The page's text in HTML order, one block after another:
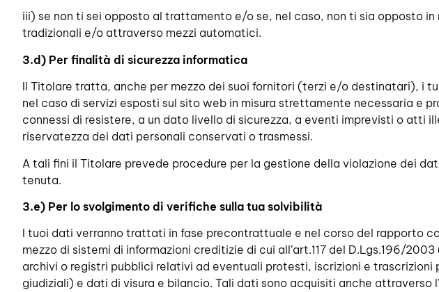
iii) se non ti sei opposto al trattamento e/o se, nel caso, non ti sia opposto
tradizionali e/o attraverso mezzi automatici.
3.d) Per finalità di sicurezza informatica
Il Titolare tratta, anche per mezzo dei suoi fornitori (terzi e/o destinatari), i
nel caso di servizi esposti sul sito web in misura strettamente necessaria e
connessi di resistere, a un dato livello di sicurezza, a eventi imprevisti o
riservatezza dei dati personali conservati o trasmessi.
A tali fini il Titolare prevede procedure per la gestione della violazione dei
tenuta.
3.e) Per lo svolgimento di verifiche sulla tua solvibilità
I tuoi dati verranno trattati in fase precontrattuale e nel corso del rapporto
mezzo di sistemi di informazioni creditizie di cui all’art.117 del D.Lgs.196/
archivi o registri pubblici relativi ad eventuali protesti, iscrizioni e
giudiziali) e dati di visura e bilancio. Tali dati sono acquisiti anche